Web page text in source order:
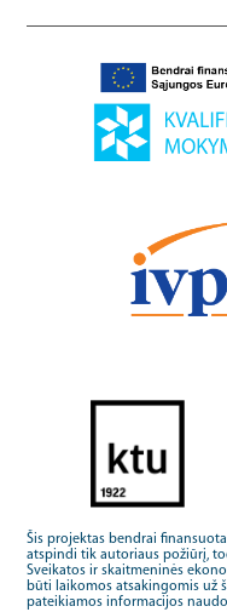
Šis projektas bendrai
atspindi tik autoriaus požiūrį,
Sveikatos ir skaitmeninės
būti laikomos atsakingomis už
pateikiamos informacijos